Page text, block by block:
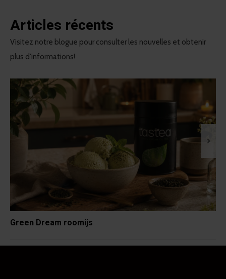
Articles récents
Visitez notre blogue pour consulter les nouvelles et obtenir
plus d'informations!
Green Dream roomijs